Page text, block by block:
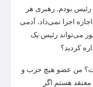
بودم. رهبری هر
اجرا نمی‌داد. آدمی
می‌تواند رئیس یک
کردید؟
من عضو هیچ حزب و
هستم اگر